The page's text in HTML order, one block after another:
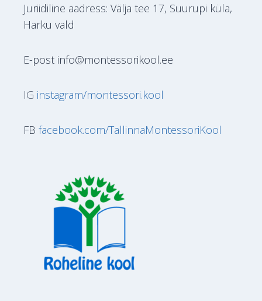
Juriidiline aadress: Välja tee 17, Suurupi küla,
Harku vald
E-post info@montessorikool.ee
IG instagram/montessori.kool
FB facebook.com/TallinnaMontessoriKool